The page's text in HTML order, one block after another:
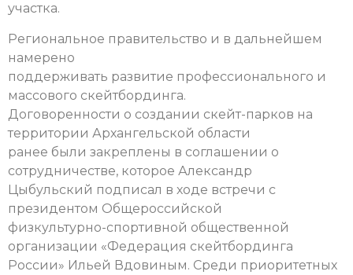
участка.
Региональное правительство и в дальнейшем
намерено
поддерживать развитие профессионального и
массового скейтбординга.
Договоренности о создании скейт-парков на
территории Архангельской области
ранее были закреплены в соглашении о
сотрудничестве, которое Александр
Цыбульский подписал в ходе встречи с
президентом Общероссийской
физкультурно-спортивной общественной
организации «Федерация скейтбординга
России» Ильей Вдовиным. Среди приоритетных